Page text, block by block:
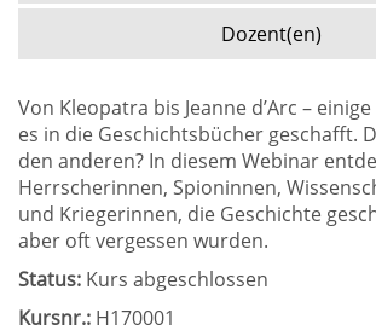
Dozent(en)
Von Kleopatra bis Jeanne d’Arc –
es in die Geschichtsbücher geschafft.
den anderen? In diesem Webinar
Herrscherinnen, Spioninnen,
und Kriegerinnen, die Geschichte
aber oft vergessen wurden.
Status: Kurs abgeschlossen
Kursnr.: H170001